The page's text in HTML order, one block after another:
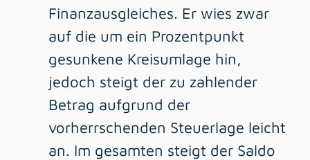
Finanzausgleiches. Er wies zwar
auf die um ein Prozentpunkt
gesunkene Kreisumlage hin,
jedoch steigt der zu zahlender
Betrag aufgrund der
vorherrschenden Steuerlage leicht
an. Im gesamten steigt der Saldo